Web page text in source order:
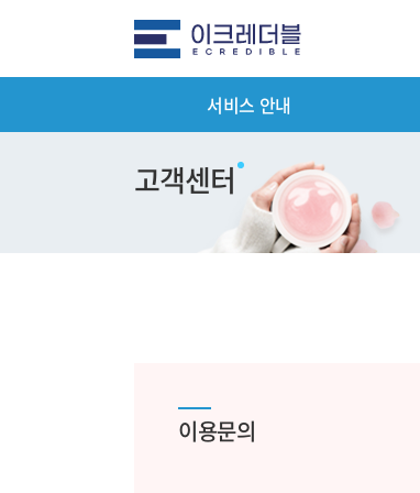
서비스 안내
전체메뉴
고객센터
이용문의